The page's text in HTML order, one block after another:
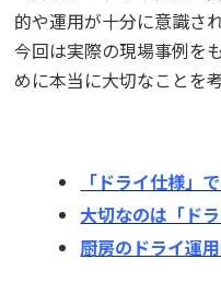
的や運用が十分に意識さ
今回は実際の現場事例を
めに本当に大切なことを
「ドライ仕様」
大切なのは「ド
厨房のドライ運